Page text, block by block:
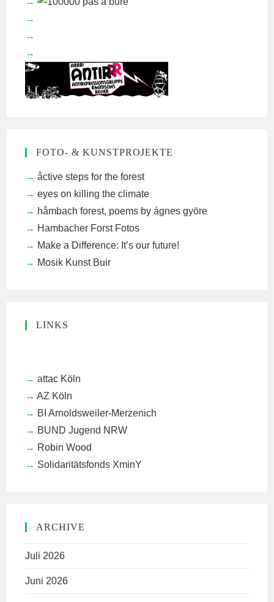
FOTO- & KUNSTPROJEKTE
åctive steps for the forest
eyes on killing the climate
håmbach forest, poems by ágnes györe
Hambacher Forst Fotos
Make a Difference: It’s our future!
Mosik Kunst Buir
LINKS
attac Köln
AZ Köln
BI Arnoldsweiler-Merzenich
BUND Jugend NRW
Robin Wood
Solidaritätsfonds XminY
ARCHIVE
Juli 2026
Juni 2026